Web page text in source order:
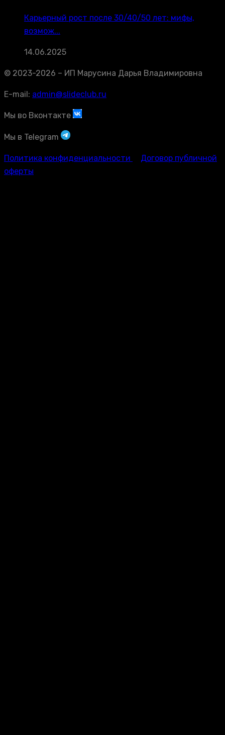
Карьерный рост после 30/40/50 лет: мифы,
возмож...
14.06.2025
© 2023-2026 – ИП Марусина Дарья Владимировна
E-mail: admin@slideclub.ru
Мы во Вконтакте
Мы в Telegram
Политика конфиденциальности
Договор публичной
оферты